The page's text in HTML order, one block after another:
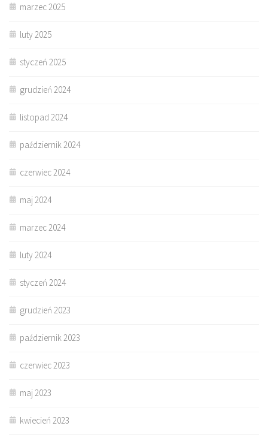
marzec 2025
luty 2025
styczeń 2025
grudzień 2024
listopad 2024
październik 2024
czerwiec 2024
maj 2024
marzec 2024
luty 2024
styczeń 2024
grudzień 2023
październik 2023
czerwiec 2023
maj 2023
kwiecień 2023